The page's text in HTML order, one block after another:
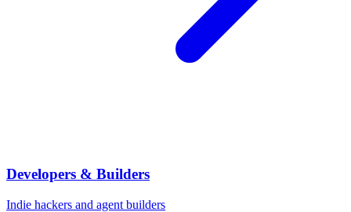
Developers & Builders
Indie hackers and agent builders